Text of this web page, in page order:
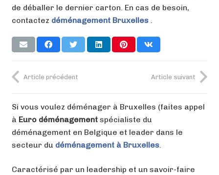
de déballer le dernier carton. En cas de besoin,
contactez déménagement Bruxelles
Article précédent Article suivant
Si vous voulez déménager à Bruxelles (faites appel
à Euro déménagement spécialiste du
déménagement en Belgique et leader dans le
secteur du déménagement à Bruxelles.
Caractérisé par un leadership et un savoir-faire